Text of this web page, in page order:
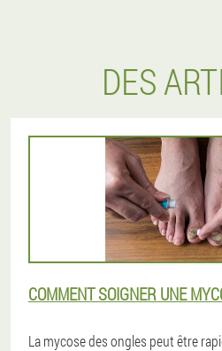
DES
COMMENT SOIGNER UNE
La mycose des ongles peut être